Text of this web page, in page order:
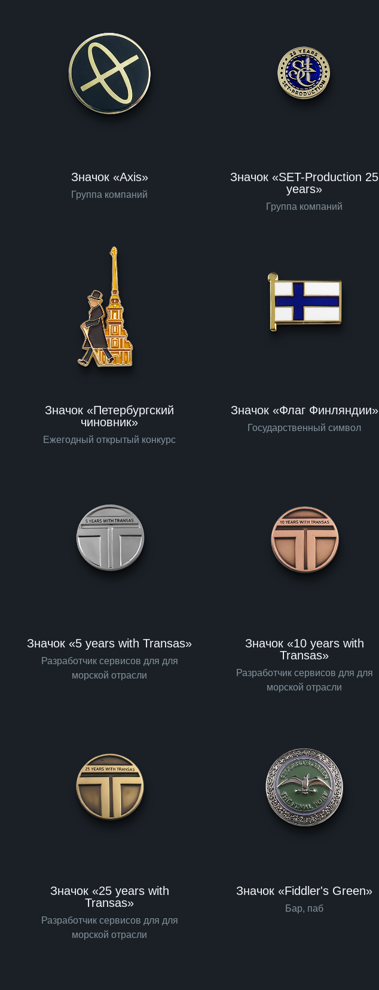
Значок «Axis»
Группа компаний
Значок «SET-Production 25
years»
Группа компаний
Значок «Петербургский
чиновник»
Ежегодный открытый конкурс
Значок «Флаг Финляндии»
Государственный символ
Значок «5 years with Transas»
Разработчик сервисов для для
морской отрасли
Значок «10 years with
Transas»
Разработчик сервисов для для
морской отрасли
Значок «25 years with
Transas»
Разработчик сервисов для для
морской отрасли
Значок «Fiddler's Green»
Бар, паб